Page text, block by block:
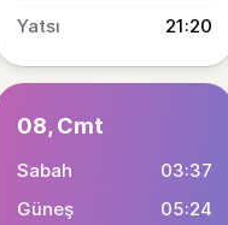
21:20
08, Cmt
03:37
05:24